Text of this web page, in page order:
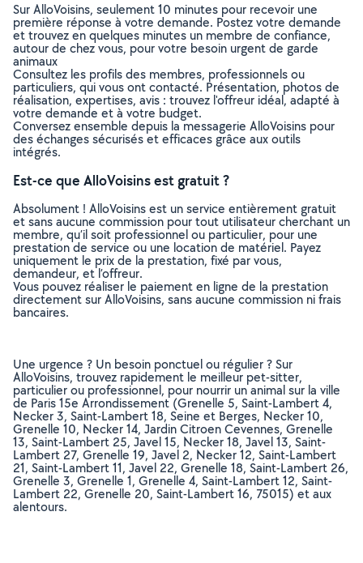
Sur AlloVoisins, seulement 10 minutes pour recevoir une
première réponse à votre demande. Postez votre demande
et trouvez en quelques minutes un membre de confiance,
autour de chez vous, pour votre besoin urgent de garde
animaux
Consultez les profils des membres, professionnels ou
particuliers, qui vous ont contacté. Présentation, photos de
réalisation, expertises, avis : trouvez l'offreur idéal, adapté à
votre demande et à votre budget.
Conversez ensemble depuis la messagerie AlloVoisins pour
des échanges sécurisés et efficaces grâce aux outils
intégrés.
Est-ce que AlloVoisins est gratuit ?
Absolument ! AlloVoisins est un service entièrement gratuit
et sans aucune commission pour tout utilisateur cherchant un
membre, qu’il soit professionnel ou particulier, pour une
prestation de service ou une location de matériel. Payez
uniquement le prix de la prestation, fixé par vous,
demandeur, et l’offreur.
Vous pouvez réaliser le paiement en ligne de la prestation
directement sur AlloVoisins, sans aucune commission ni frais
bancaires.
Une urgence ? Un besoin ponctuel ou régulier ? Sur
AlloVoisins, trouvez rapidement le meilleur pet-sitter,
particulier ou professionnel, pour nourrir un animal sur la ville
de Paris 15e Arrondissement (Grenelle 5, Saint-Lambert 4,
Necker 3, Saint-Lambert 18, Seine et Berges, Necker 10,
Grenelle 10, Necker 14, Jardin Citroen Cevennes, Grenelle
13, Saint-Lambert 25, Javel 15, Necker 18, Javel 13, Saint-
Lambert 27, Grenelle 19, Javel 2, Necker 12, Saint-Lambert
21, Saint-Lambert 11, Javel 22, Grenelle 18, Saint-Lambert 26,
Grenelle 3, Grenelle 1, Grenelle 4, Saint-Lambert 12, Saint-
Lambert 22, Grenelle 20, Saint-Lambert 16, 75015) et aux
alentours.